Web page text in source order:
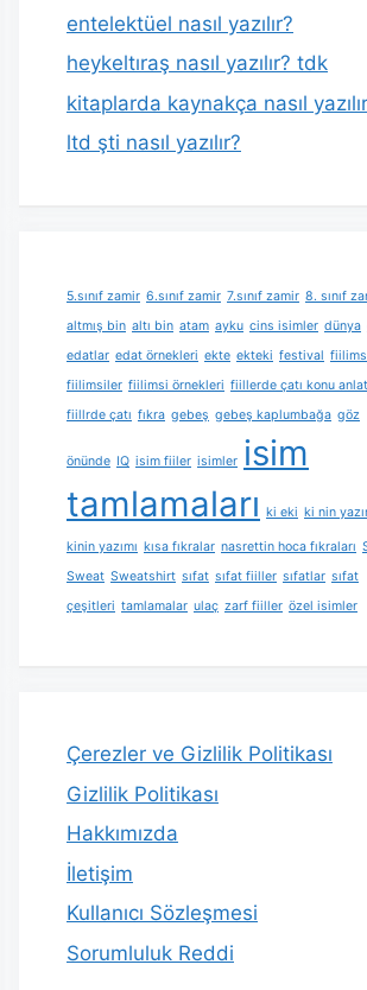
entelektüel nasıl yazılır?
heykeltıraş nasıl yazılır? tdk
kitaplarda kaynakça nasıl
ltd şti nasıl yazılır?
5.sınıf zamir 6.sınıf zamir 7.sınıf zamir 8. sınıf
altmış bin altı bin atam ayku cins isimler dünya
edatlar edat örnekleri ekte ekteki festival
fiilimsiler fiilimsi örnekleri fiillerde çatı konu
fiillrde çatı fıkra gebeş gebeş kaplumbağa göz
önünde IQ isim fiiler isimler isim
tamlamaları ki eki ki nin
kinin yazımı kısa fıkralar nasrettin hoca fıkraları
Sweat Sweatshirt sıfat sıfat fiiller sıfatlar sıfat
çeşitleri tamlamalar ulaç zarf fiiller özel isimler
Çerezler ve Gizlilik Politikası
Gizlilik Politikası
Hakkımızda
İletişim
Kullanıcı Sözleşmesi
Sorumluluk Reddi